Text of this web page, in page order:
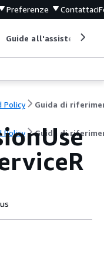
Preferenze Contattaci
Guide all'assistenza
Policy
Policy Guida di